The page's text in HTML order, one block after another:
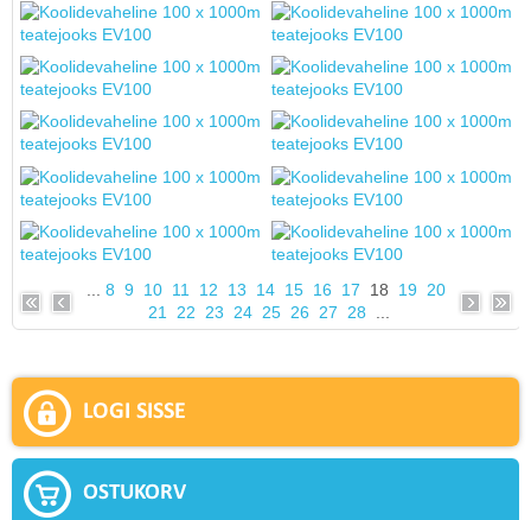
...8 9 10 11 12 13 14 15 16 17 18 19
20
21
22 23 24 25 26 27 28
LOGI SISSE
OSTUKORV